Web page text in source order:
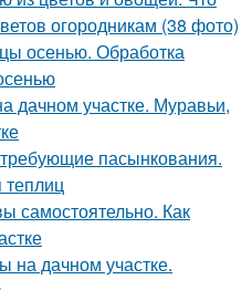
огородникам (38 фото)
осенью. Обработка
дачном участке. Муравьи,
пасынкования.
самостоятельно. Как
на дачном участке.